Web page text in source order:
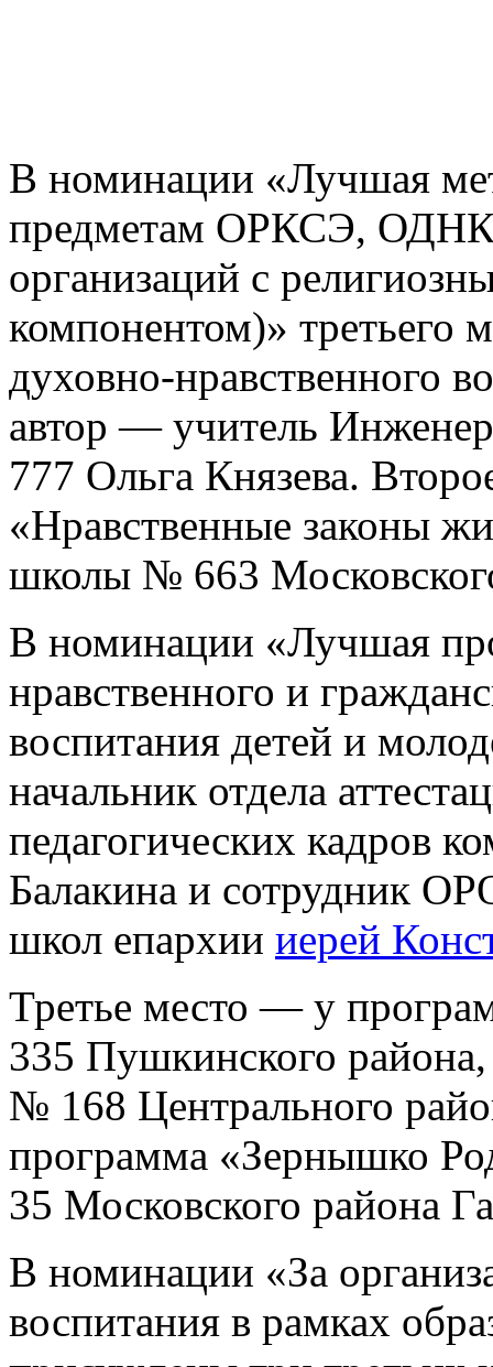
В номинации «Лучшая
предметам ОРКСЭ,
организаций с
компонентом)» третьего
духовно-нравственного
автор — учитель
777 Ольга Князева.
«Нравственные законы
школы № 663
В номинации «Лучшая
нравственного и
воспитания детей и
начальник отдела
педагогических кадров
Балакина и сотрудник
школ епархии иерей
Третье место — у
335 Пушкинского
№ 168 Центрального
программа «Зернышко
35 Московского района
В номинации «За
воспитания в рамках